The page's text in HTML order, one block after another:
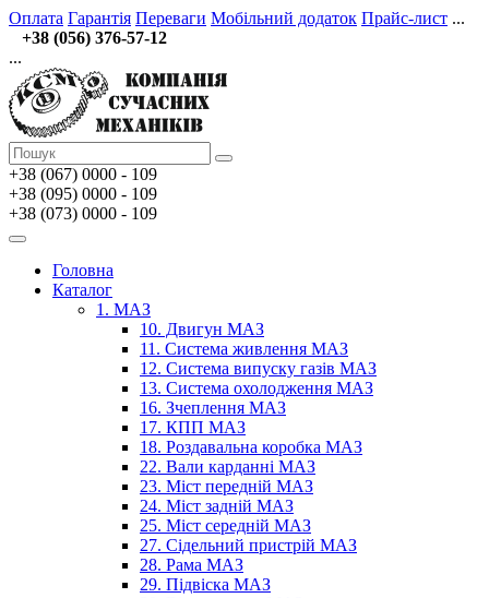
Оплата Гарантія Переваги Мобільний додаток Прайс-лист ...
+38 (056) 376-57-12
...
+38 (067) 0000 - 109
+38 (095) 0000 - 109
+38 (073) 0000 - 109
Головна
Каталог
1. МАЗ
10. Двигун МАЗ
11. Система живлення МАЗ
12. Система випуску газів МАЗ
13. Система охолодження МАЗ
16. Зчеплення МАЗ
17. КПП МАЗ
18. Роздавальна коробка МАЗ
22. Вали карданні МАЗ
23. Міст передній МАЗ
24. Міст задній МАЗ
25. Міст середній МАЗ
27. Сідельний пристрій МАЗ
28. Рама МАЗ
29. Підвіска МАЗ